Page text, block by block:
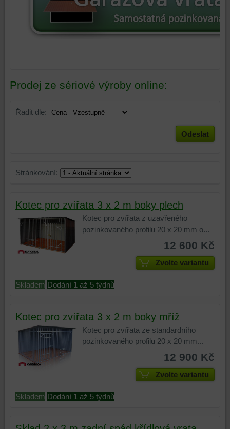
Prodej ze sériové výroby online:
Řadit dle:
Odeslat
Stránkování:
Kotec pro zvířata 3 x 2 m boky plech
Kotec pro zvířata z uzavřeného
pozinkovaného profilu 20 x 20 mm o...
12 600 Kč
Zvolte variantu
Skladem Dodání 1 až 5 týdnů
Kotec pro zvířata 3 x 2 m boky mříž
Kotec pro zvířata ze standardního
pozinkovaného profilu 20 x 20 mm...
12 900 Kč
Zvolte variantu
Skladem Dodání 1 až 5 týdnů